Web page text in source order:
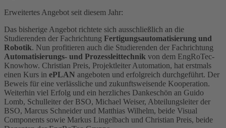
Erweitertes Angebot seit diesem Jahr:
Das bisherige Angebot richtete sich ausschließlich an die
Studierenden der Fachrichtung Fertigungsautomatisierung und
Robotik. Nun profitieren auch die Studierenden der Fachrichtung
Automatisierungs- und Prozessleittechnik von dem EngRoTec-
Knowhow. Christian Preis, Projektleiter Automation, hat erstmals
einen Kurs in ePLAN angeboten und erfolgreich durchgeführt. Der
Beweis für eine verlässliche und zukunftsweisende Kooperation.
Weiterhin viel Erfolg und ein herzliches Dankeschön an Guido
Lomb, Schulleiter der BSO, Michael Weiser, Abteilungsleiter der
BSO, Marcus Schneider und Matthias Wilhelm, beide Visual
Components sowie Markus Lingelbach und Christian Preis, beide